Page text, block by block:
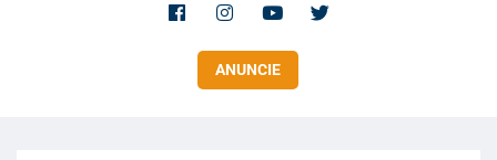
ANUNCIE